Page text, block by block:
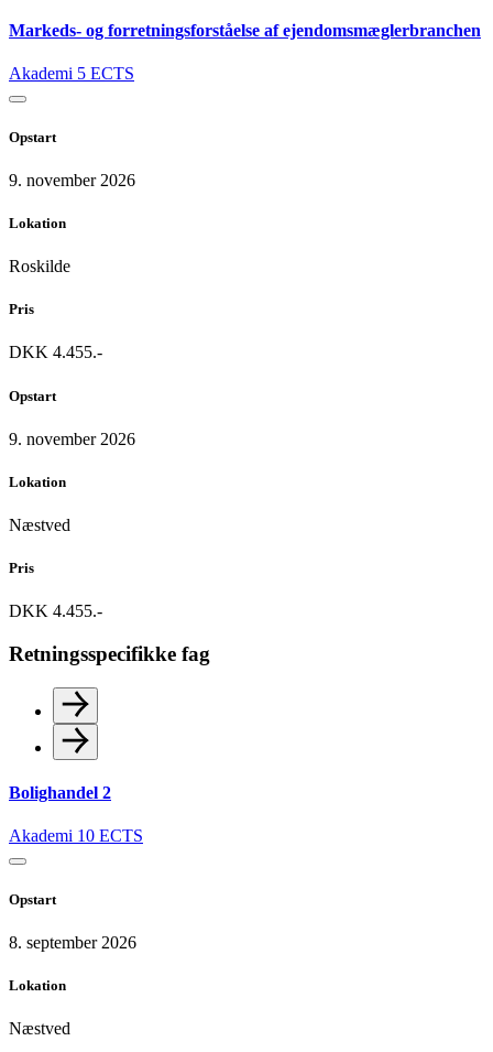
Markeds- og forretningsforståelse af ejendomsmæglerbranchen
Akademi 5 ECTS
Opstart
9. november 2026
Lokation
Roskilde
Pris
DKK 4.455.-
Opstart
9. november 2026
Lokation
Næstved
Pris
DKK 4.455.-
Retningsspecifikke fag
Bolighandel 2
Akademi 10 ECTS
Opstart
8. september 2026
Lokation
Næstved